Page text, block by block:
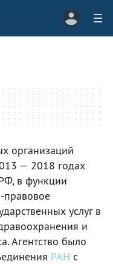
организаций
— 2018 годах
в функции
правовое
услуг в
и
Агентство было
РАН с